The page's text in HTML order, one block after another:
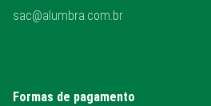
sac@alumbra.com.br
Formas de pagamento